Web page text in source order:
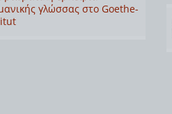
γλώσσας στο Goethe-